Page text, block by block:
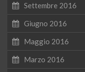
Settembre 2016
Giugno 2016
Maggio 2016
Marzo 2016